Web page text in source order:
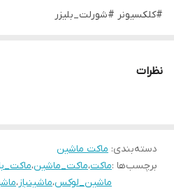
#کلکسیونر #شورلت_بلیزر
نظرات
دسته‌بندی: ماکت ماشین
برچسب‌ها :ماکت،ماکت_ماشین،
ماشین_لوکس،ماشینباز،